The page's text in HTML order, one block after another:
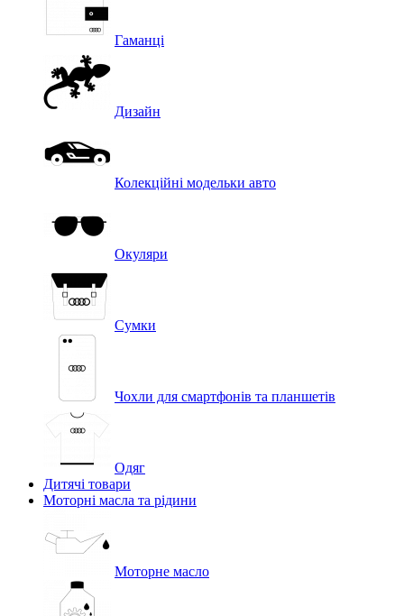
Гаманці
Дизайн
Колекційні модельки авто
Окуляри
Сумки
Чохли для смартфонів та планшетів
Одяг
Дитячі товари
Моторні масла та рідини
Моторне масло